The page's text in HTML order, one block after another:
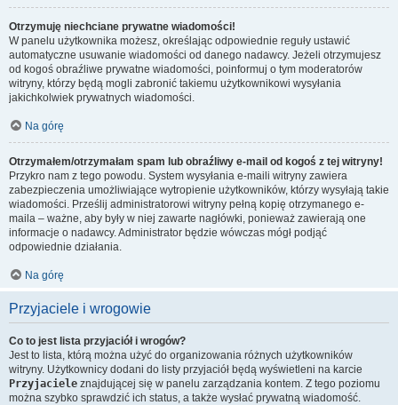
Otrzymuję niechciane prywatne wiadomości!
W panelu użytkownika możesz, określając odpowiednie reguły ustawić
automatyczne usuwanie wiadomości od danego nadawcy. Jeżeli otrzymujesz
od kogoś obraźliwe prywatne wiadomości, poinformuj o tym moderatorów
witryny, którzy będą mogli zabronić takiemu użytkownikowi wysyłania
jakichkolwiek prywatnych wiadomości.
Na górę
Otrzymałem/otrzymałam spam lub obraźliwy e-mail od kogoś z tej witryny!
Przykro nam z tego powodu. System wysyłania e-maili witryny zawiera
zabezpieczenia umożliwiające wytropienie użytkowników, którzy wysyłają takie
wiadomości. Prześlij administratorowi witryny pełną kopię otrzymanego e-
maila – ważne, aby były w niej zawarte nagłówki, ponieważ zawierają one
informacje o nadawcy. Administrator będzie wówczas mógł podjąć
odpowiednie działania.
Na górę
Przyjaciele i wrogowie
Co to jest lista przyjaciół i wrogów?
Jest to lista, którą można użyć do organizowania różnych użytkowników
witryny. Użytkownicy dodani do listy przyjaciół będą wyświetleni na karcie
Przyjaciele znajdującej się w panelu zarządzania kontem. Z tego poziomu
można szybko sprawdzić ich status, a także wysłać prywatną wiadomość.